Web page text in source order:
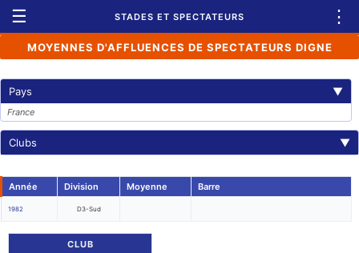
☰ STADES ET SPECTATEURS ⋮
MOYENNES D'AFFLUENCES DE SPECTATEURS DIGNE
Pays ▼
France
Clubs ▼
Année Division Moyenne Barre
1982 D3-Sud
CLUB